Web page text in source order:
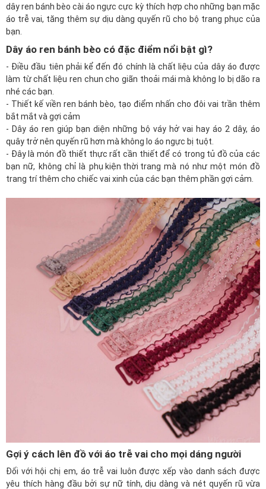
dây ren bánh bèo cài áo ngực cực kỳ thích hợp cho những bạn mặc
áo trễ vai, tăng thêm sự dịu dàng quyến rũ cho bộ trang phục của
bạn.
Dây áo ren bánh bèo có đặc điểm nổi bật gì?
- Điều đầu tiên phải kể đến đó chính là chất liệu của dây áo được
làm từ chất liệu ren chun cho giãn thoải mái mà không lo bị dão ra
nhé các bạn.
- Thiết kế viền ren bánh bèo, tạo điểm nhấn cho đôi vai trần thêm
bắt mắt và gợi cảm
- Dây áo ren giúp bạn diện những bộ váy hở vai hay áo 2 dây, áo
quây trở nên quyến rũ hơn mà không lo áo ngực bị tuột.
- Đây là món đồ thiết thực rất cần thiết để có trong tủ đồ của các
bạn nữ, không chỉ là phụ kiện thời trang mà nó như một món đồ
trang trí thêm cho chiếc vai xinh của các bạn thêm phần gợi cảm.
Gợi ý cách lên đồ với áo trễ vai cho mọi dáng người
Đối với hội chị em, áo trễ vai luôn được xếp vào danh sách được
yêu thích hàng đầu bởi sự nữ tính, dịu dàng và nét quyến rũ vừa